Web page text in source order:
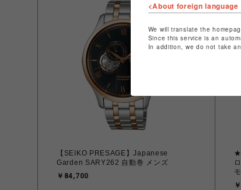
【SEIKO PRESAGE】Japanese
Garden SARY262 自動巻 メンズ
￥84,700
★
<About foreign
We will translate the
Since this service is an
In addition, we do not take